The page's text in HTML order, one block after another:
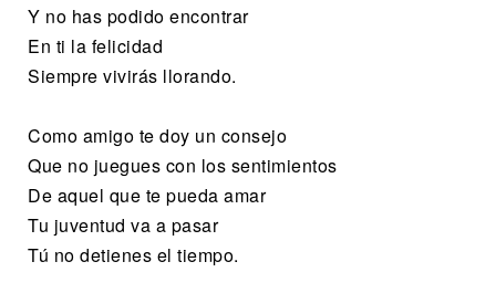
Y no has podido encontrar
En ti la felicidad
Siempre vivirás llorando.
Como amigo te doy un consejo
Que no juegues con los sentimientos
De aquel que te pueda amar
Tu juventud va a pasar
Tú no detienes el tiempo.